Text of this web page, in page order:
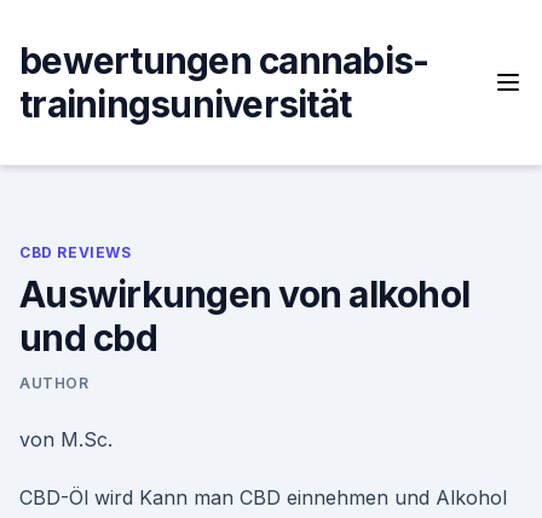
content
bewertungen cannabis-
trainingsuniversität
CBD REVIEWS
Auswirkungen von alkohol
und cbd
AUTHOR
von M.Sc.
CBD-Öl wird Kann man CBD einnehmen und Alkohol